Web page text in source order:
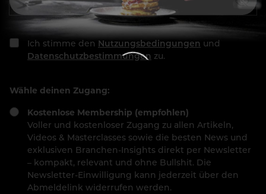
Ich stimme den Nutzungsbedingungen und
Datenschutzbestimmungen zu.
Wähle deinen Zugang:
Kostenlose Membership (empfohlen)
Voller und kostenloser Zugang zu allen Artikeln,
Videos & Masterclasses sowie die besten News und
exklusiven Branchen-Insights direkt per Newsletter
– kompakt, relevant und ohne Bullshit. Die
Newsletter-Einwilligung kann jederzeit über den
Abmeldelink widerrufen werden.